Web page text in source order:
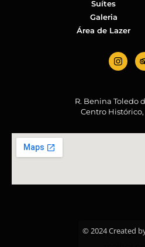
Suítes
Galeria
Área de Lazer
R. Benina Toledo
Centro Histórico,
© 2024 Created
Reserve